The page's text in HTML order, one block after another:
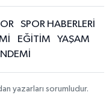
SPOR HABERLERİ
EĞİTİM
YAŞAM
yazarları sorumludur.